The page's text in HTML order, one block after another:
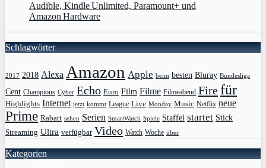
Audible, Kindle Unlimited, Paramount+ und
Amazon Hardware
Schlagwörter
2017 2018 Alexa Amazon Apple beim besten Bluray Bundesliga
Cent Champions Cyber Echo Euro Film Filme Filmeabend Firefür
Highlights Internet jetzt kommt League Live Monday Music Netflix neue
Prime Rabatt sehen Serien SmartWatch Spiele Staffel startet Stick
Streaming Ultra verfügbar Video Watch Woche über
Kategorien